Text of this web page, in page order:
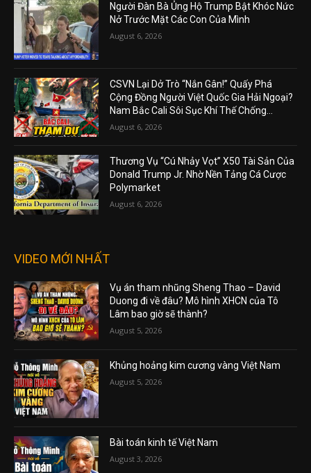
Người Đàn Bà Ủng Hộ Trump Bật Khóc Nức
Nở Trước Mặt Các Con Của Mình
August 6, 2026
CSVN Lại Dở Trò “Nắn Gân!” Quấy Phá
Cộng Đồng Người Việt Quốc Gia Hải Ngoại?
Nam Bắc Cali Sôi Sục Khí Thế Chống...
August 6, 2026
Thương Vụ “Cú Nhảy Vọt” X50 Tài Sản Của
Donald Trump Jr. Nhờ Nền Tảng Cá Cược
Polymarket
August 6, 2026
VIDEO MỚI NHẤT
Vụ án tham nhũng Sheng Thao – David
Duong đi về đâu? Mô hình XHCN của Tô
Lâm bao giờ sẽ thành?
August 5, 2026
Khủng hoảng kim cương vàng Việt Nam
August 5, 2026
Bài toán kinh tế Việt Nam
August 3, 2026